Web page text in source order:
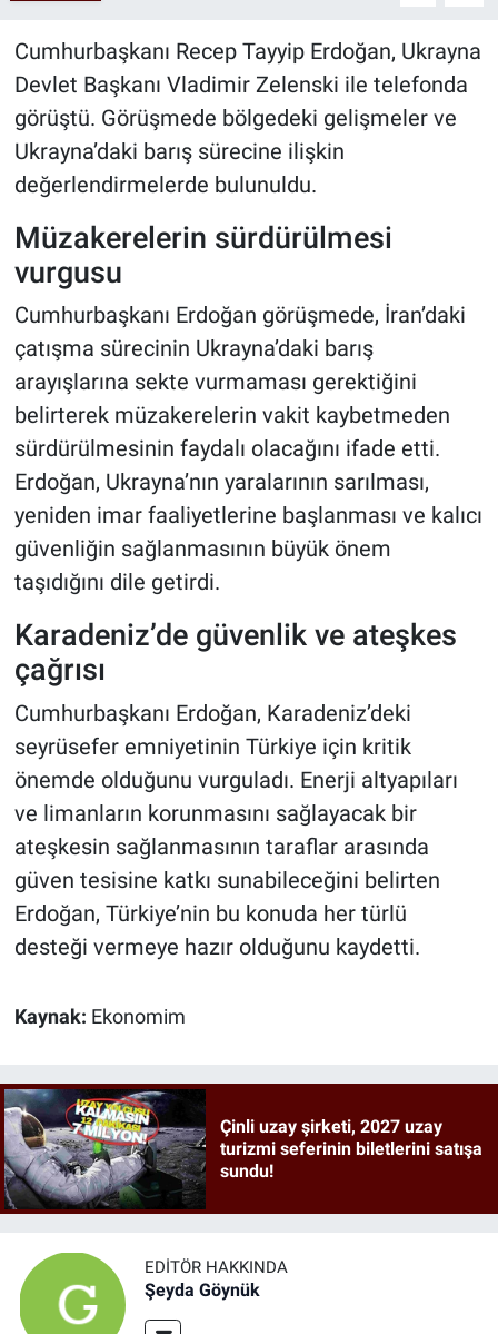
Cumhurbaşkanı Recep Tayyip Erdoğan, Ukrayna
Devlet Başkanı Vladimir Zelenski ile telefonda
görüştü. Görüşmede bölgedeki gelişmeler ve
Ukrayna’daki barış sürecine ilişkin
değerlendirmelerde bulunuldu.
Müzakerelerin sürdürülmesi
vurgusu
Cumhurbaşkanı Erdoğan görüşmede, İran’daki
çatışma sürecinin Ukrayna’daki barış
arayışlarına sekte vurmaması gerektiğini
belirterek müzakerelerin vakit kaybetmeden
sürdürülmesinin faydalı olacağını ifade etti.
Erdoğan, Ukrayna’nın yaralarının sarılması,
yeniden imar faaliyetlerine başlanması ve kalıcı
güvenliğin sağlanmasının büyük önem
taşıdığını dile getirdi.
Karadeniz’de güvenlik ve ateşkes
çağrısı
Cumhurbaşkanı Erdoğan, Karadeniz’deki
seyrüsefer emniyetinin Türkiye için kritik
önemde olduğunu vurguladı. Enerji altyapıları
ve limanların korunmasını sağlayacak bir
ateşkesin sağlanmasının taraflar arasında
güven tesisine katkı sunabileceğini belirten
Erdoğan, Türkiye’nin bu konuda her türlü
desteği vermeye hazır olduğunu kaydetti.
Kaynak: Ekonomim
Çinli uzay şirketi, 2027 uzay
turizmi seferinin biletlerini satışa
sundu!
EDITÖR HAKKINDA
Şeyda Göynük